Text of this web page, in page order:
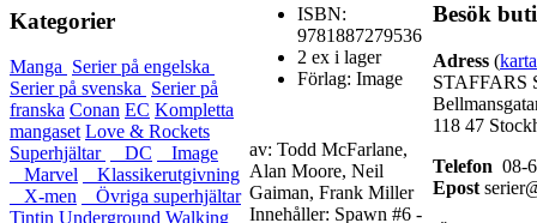
Kategorier
Manga Serier på engelska
Serier på svenska Serier på
franska Conan EC Kompletta
mangaset Love & Rockets
Superhjältar
DC
Image
Marvel
Klassikerutgivning
X-men
Övriga superhjältar
Tintin Underground Walking
ISBN:
9781887279536
2 ex i lager
Förlag: Image
av: Todd McFarlane,
Alan Moore, Neil
Gaiman, Frank Miller
Innehåller: Spawn #6 -
Besök
Adress (karta
STAFFARS
118 47
Telefon 08-
Epost